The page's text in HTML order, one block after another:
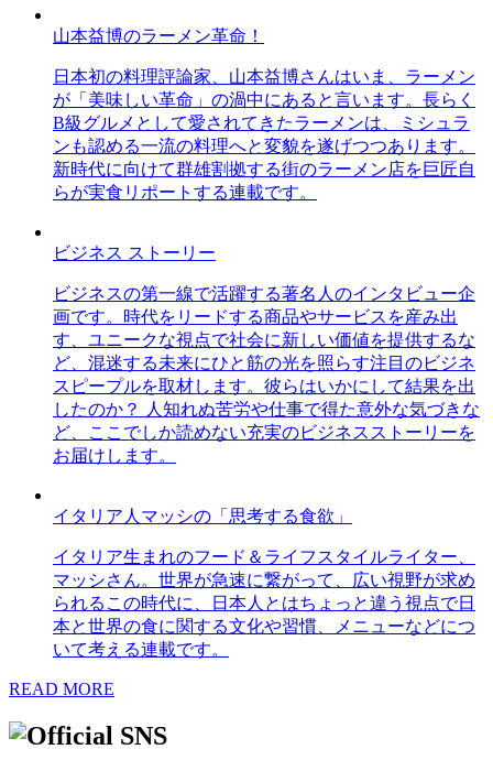
山本益博のラーメン革命！
日本初の料理評論家、山本益博さんはいま、ラーメン
が「美味しい革命」の渦中にあると言います。長らく
B級グルメとして愛されてきたラーメンは、ミシュラ
ンも認める一流の料理へと変貌を遂げつつあります。
新時代に向けて群雄割拠する街のラーメン店を巨匠自
らが実食リポートする連載です。
ビジネス ストーリー
ビジネスの第一線で活躍する著名人のインタビュー企
画です。時代をリードする商品やサービスを産み出
す、ユニークな視点で社会に新しい価値を提供するな
ど、混迷する未来にひと筋の光を照らす注目のビジネ
スピープルを取材します。彼らはいかにして結果を出
したのか？ 人知れぬ苦労や仕事で得た意外な気づきな
ど、ここでしか読めない充実のビジネスストーリーを
お届けします。
イタリア人マッシの「思考する食欲」
イタリア生まれのフード＆ライフスタイルライター、
マッシさん。世界が急速に繋がって、広い視野が求め
られるこの時代に、日本人とはちょっと違う視点で日
本と世界の食に関する文化や習慣、メニューなどにつ
いて考える連載です。
READ MORE